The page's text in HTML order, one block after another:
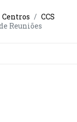
Centros
CCS
Reuniões